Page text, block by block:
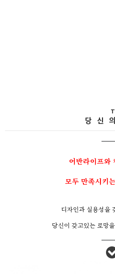
당신
어반라이프와
모두 만족시키
디자인과 실용성을
당신이 갖고있는 로망